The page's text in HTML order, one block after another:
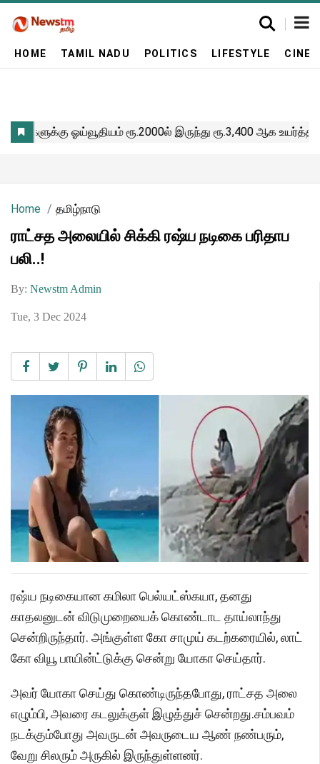
HOME TAMIL NADU POLITICS LIFESTYLE
Home தமிழ்நாடு
ராட்சத அலையில் சிக்கி ரஷ்ய நடிகை பரிதாப
பலி..!
By: Newstm Admin
Tue, 3 Dec 2024
ரஷ்ய நடிகையான கமிலா பெல்யட்ஸ்கயா, தனது
காதலனுடன் விடுமுறையைக் கொண்டாட தாய்லாந்து
சென்றிருந்தார். அங்குள்ள கோ சாமுய் கடற்கரையில், லாட்
கோ வியூ பாயின்ட்டுக்கு சென்று யோகா செய்தார்.
அவர் யோகா செய்து கொண்டிருந்தபோது, ராட்சத அலை
எழும்பி, அவரை கடலுக்குள் இழுத்துச் சென்றது.சம்பவம்
நடக்கும்போது அவருடன் அவருடைய ஆண் நண்பரும்,
வேறு சிலரும் அருகில் இருந்துள்ளனர்.